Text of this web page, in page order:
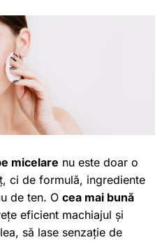
micelare nu este doar o
ci de formulă, ingrediente
de ten. O cea mai bună
eficient machiajul și
să lase senzație de